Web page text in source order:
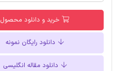
خرید و دانلود محصول
دانلود رایگان نمونه
دانلود مقاله انگلیسی